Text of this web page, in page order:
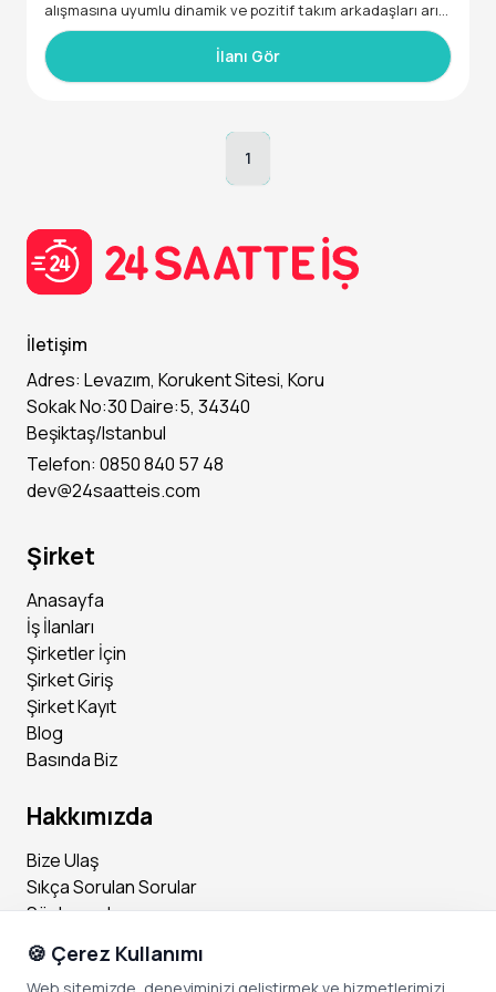
Aranan Nitelikler:
-Muhasebe veya finans alanında deneyimli
-MS Office ve tercihen muhasebe programlarını kullanabile
-Dikkatli, titiz ve sorumluluk sahibi
alışmasına uyumlu dinamik ve pozitif takım arkadaşları arıy
oruz.
Sorumluluklar:
-Siparişleri doğru ve zamanında iletmek
-Müşteri taleplerine çözüm odaklı yaklaşmak
-Tercihen restoran/cafe deneyimi
-İletişim ve güleryüz becerisi yüksek
-Takım çalışmasına uyumlu ve sorumluluk sahibi
İlanı Gör
1
İletişim
Adres: Levazım, Korukent Sitesi, Koru
Sokak No:30 Daire:5, 34340
Beşiktaş/Istanbul
Telefon: 0850 840 57 48
dev@24saatteis.com
Şirket
Anasayfa
İş İlanları
Şirketler İçin
Şirket Giriş
Şirket Kayıt
Blog
Basında Biz
Hakkımızda
Bize Ulaş
Sıkça Sorulan Sorular
Sözleşmeler
Sosyal Medya
🍪 Çerez Kullanımı